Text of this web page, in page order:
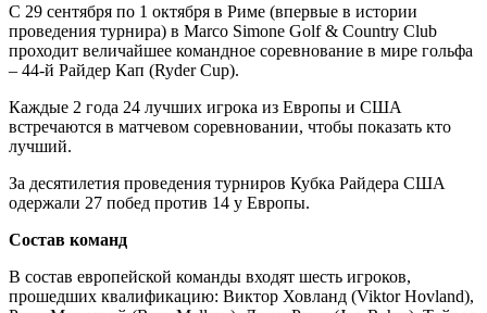
С 29 сентября по 1 октября в Риме (впервые в истории
проведения турнира) в Marco Simone Golf & Country Club
проходит величайшее командное соревнование в мире гольфа
– 44-й Райдер Кап (Ryder Cup).
Каждые 2 года 24 лучших игрока из Европы и США
встречаются в матчевом соревновании, чтобы показать кто
лучший.
За десятилетия проведения турниров Кубка Райдера США
одержали 27 побед против 14 у Европы.
Состав команд
В состав европейской команды входят шесть игроков,
прошедших квалификацию: Виктор Ховланд (Viktor Hovland),